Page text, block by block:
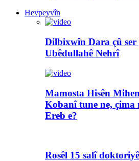
Hevpeyvîn
Dilbixwîn Dara çû ser
Ubêdullahê Nehrî
Mamosta Hisên
Kobanî tune ne, çima
Ereb e?
Rosêl 15 salî